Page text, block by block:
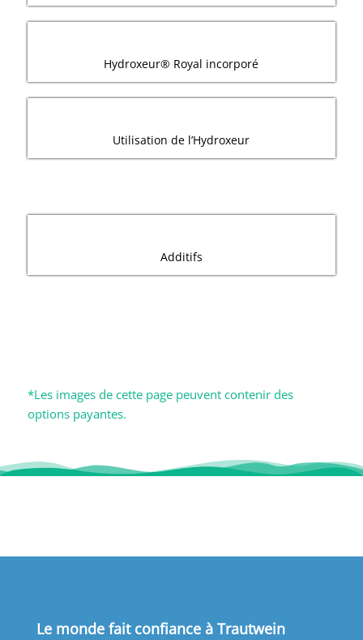
Hydroxeur® Royal incorporé
Utilisation de l’Hydroxeur
Additifs
*Les images de cette page peuvent contenir des
options payantes.
Le monde fait confiance à Trautwein